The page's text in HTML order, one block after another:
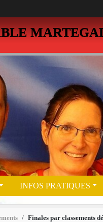
INFOS PRATIQUES
Finales par classements